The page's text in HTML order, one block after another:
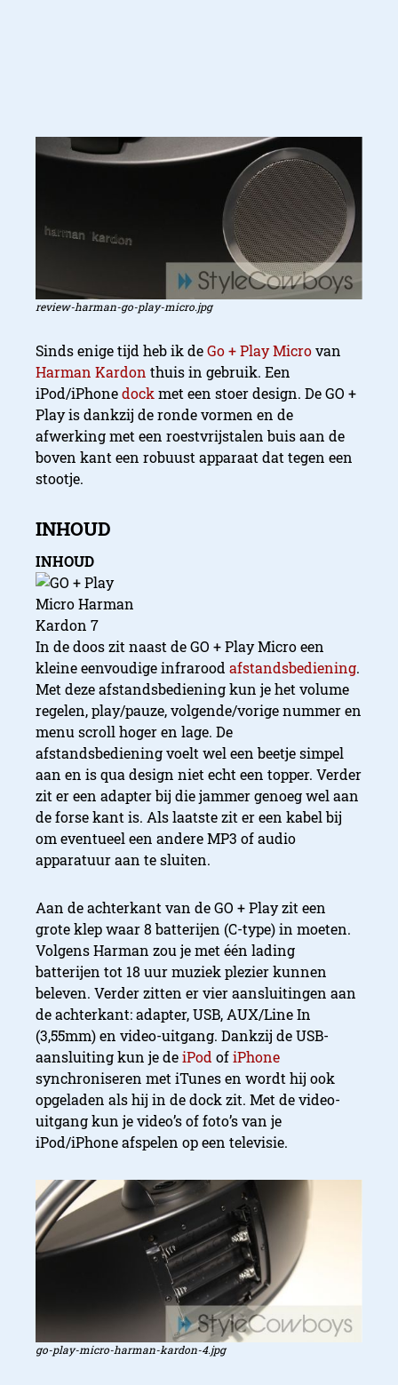
review-harman-go-play-micro.jpg
Sinds enige tijd heb ik deGo + Play Microvan
Harman Kardon thuis in gebruik. Een
iPod/iPhonedock met een stoer design. De GO +
Play is dankzij de ronde vormen en de
afwerking met een roestvrijstalen buis aan de
boven kant een robuust apparaat dat tegen een
stootje.
INHOUD
In de doos zit naast de GO + Play Micro een
kleine eenvoudige infrarood afstandsbediening.
Met deze afstandsbediening kun je het volume
regelen, play/pauze, volgende/vorige nummer en
menu scroll hoger en lage. De
afstandsbediening voelt wel een beetje simpel
aan en is qua design niet echt een topper. Verder
zit er een adapter bij die jammer genoeg wel aan
de forse kant is. Als laatste zit er een kabel bij
om eventueel een andere MP3 of audio
apparatuur aan te sluiten.
Aan de achterkant van de GO + Play zit een
grote klep waar 8 batterijen (C-type) in moeten.
Volgens Harman zou je met één lading
batterijen tot 18 uur muziek plezier kunnen
beleven. Verder zitten er vier aansluitingen aan
de achterkant: adapter, USB, AUX/Line In
(3,55mm) en video-uitgang. Dankzij de USB-
aansluiting kun je deiPod ofiPhone
synchroniseren met iTunes en wordt hij ook
opgeladen als hij in de dock zit. Met de video-
uitgang kun je video’s of foto’s van je
iPod/iPhone afspelen op een televisie.
go-play-micro-harman-kardon-4.jpg